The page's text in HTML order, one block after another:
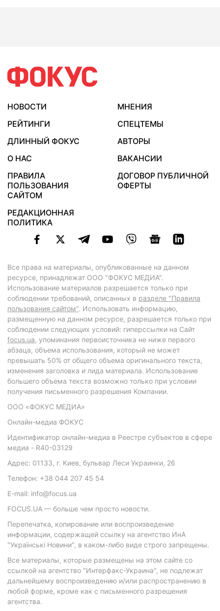
НОВОСТИ
МНЕНИЯ
РЕЙТИНГИ
СПЕЦТЕМЫ
ДЛИННЫЙ ФОКУС
АВТОРЫ
О НАС
ВАКАНСИИ
ПРАВИЛА
ПОЛЬЗОВАНИЯ
САЙТОМ
ДОГОВОР ПУБЛИЧНОЙ
ОФЕРТЫ
РЕДАКЦИОННАЯ
ПОЛИТИКА
Все права на материалы, опубликованные на данном
ресурсе, принадлежат ООО "ФОКУС МЕДИА".
Использование материалов разрешается только при
соблюдении требований, описанных в разделе "Правила
пользования сайтом". Использовать информацию,
размещенную на данном ресурсе, разрешается только при
соблюдении следующих условий: гиперссылки на Сайт
focus.ua, упоминания первоисточника не ниже первого
абзаца, объема использования, который не может
превышать 50% от общего объема оригинального текста,
изменения заголовка и лида материала. Использование
большего объема текста возможно только при условии
получения письменного разрешения Компании.
ООО «ФОКУС МЕДИА»
Онлайн-медиа ФОКУС
Идентификатор онлайн-медиа в Реестре субъектов в сфере
медиа - R40-03129
Адрес: 01133, г. Киев, бульвар Леси Украинки, 26
Телефон: +38 044 207 45 54
E-mail: info@focus.ua
FOCUS.UA — больше чем просто новости.
Перепечатка, копирование или воспроизведение
информации, содержащей ссылку на агентство ИнА
"Українські Новини", в каком-либо виде строго запрещены.
Все материалы, которые размещены на этом сайте со
ссылкой на агентство "Интерфакс-Украина", не подлежат
дальнейшему воспроизведению и/или распространению в
любой форме, кроме как с письменного разрешения
агентства.